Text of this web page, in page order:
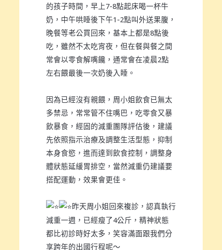
的孩子時間，早上7-8點起床喝一杯牛
奶，中午哄睡後下午1-2點叫外送果腹，
晚餐等老公買回來，基本上都是8點後
吃，雖然不太吃宵夜，但在餐與餐之間
常會以零食解嘴饞，通常會在凌晨2點
左右餵最後一次奶後入睡。
因為已經沒有親餵，周小姐飲食已無太
多禁忌，常常管不住嘴巴，吃零食又暴
飲暴食，經固的減重團隊評估後，建議
先依照指示治療及調整生活型態，抑制
本身食慾，進而達到飲食控制，調整身
體狀態延緩胃排空，當然減重仍建議要
搭配運動，效果會更佳。
昨天周小姐回來複診，認真執行
減重一週，已經瘦了4公斤，精神狀態
都比初診時好太多，笑容滿面跟我們分
享跨年的出國行程呢～